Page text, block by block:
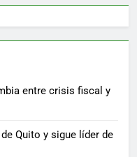
entre crisis fiscal y
Quito y sigue líder de